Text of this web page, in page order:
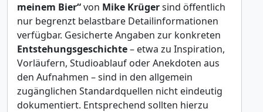
meinem Bier“von Mike Krügersind öffentlich
nur begrenzt belastbare Detailinformationen
verfügbar. Gesicherte Angaben zur konkreten
Entstehungsgeschichte– etwa zu Inspiration,
Vorläufern, Studioablauf oder Anekdoten aus
den Aufnahmen – sind in den allgemein
zugänglichen Standardquellen nicht eindeutig
dokumentiert. Entsprechend sollten hierzu